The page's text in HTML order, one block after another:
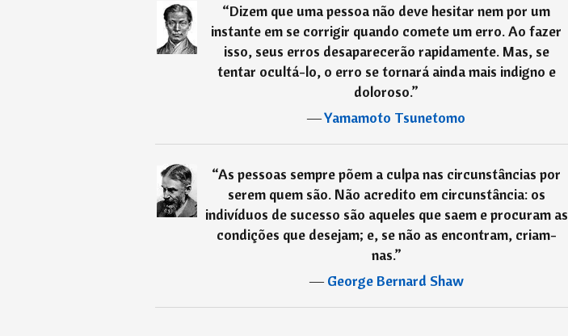
“Dizem que uma pessoa não deve hesitar nem por um
instante em se corrigir quando comete um erro. Ao fazer
isso, seus erros desaparecerão rapidamente. Mas, se
tentar ocultá-lo, o erro se tornará ainda mais indigno e
doloroso.”
―Yamamoto Tsunetomo
“As pessoas sempre põem a culpa nas circunstâncias por
serem quem são. Não acredito em circunstância: os
indivíduos de sucesso são aqueles que saem e procuram as
condições que desejam; e, se não as encontram, criam-
nas.”
―George Bernard Shaw